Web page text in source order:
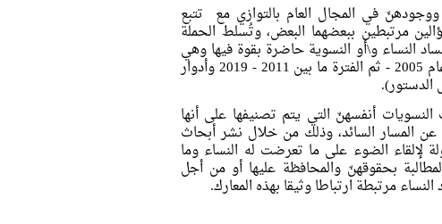
في المجال العام بالتوازي مع تتبع
مرتبطين ببعضهما البعض، وتُسلط الحملة
النساء و\أو النسوية حاضرة بقوة فيها وهي
(الفترة من 1954 - 1956 وكتابة دستور 56 - التعديلات الدستورية عام 2005 - ثم الفترة ما بين 2011 - 2019 وأدوار
الدستور).
أنفسهنّ التي يتم تصنيفها على أنها
المسار السائد، وذلك من خلال نشر أبحاث
لإلقاء الضوء على ما تعرضت له النساء وما
بحقوقهنّ والمحافظة عليها أو من أجل
مرتبطة ارتباطا وثيقا بهذه المعارك.